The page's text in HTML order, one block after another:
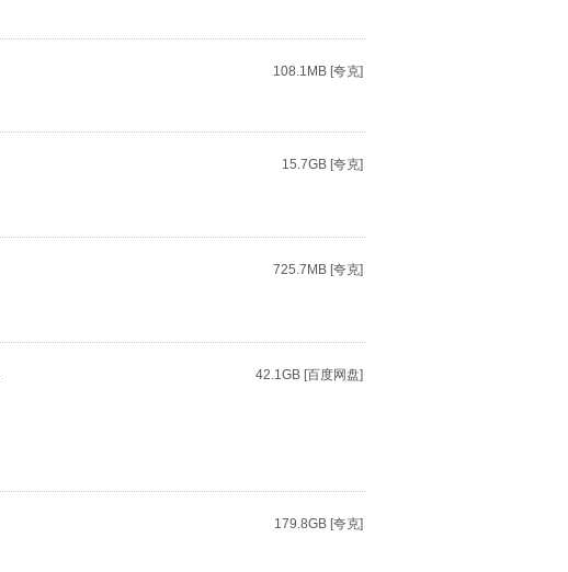
108.1MB [夸克]
15.7GB [夸克]
725.7MB [夸克]
42.1GB [百度网盘]
179.8GB [夸克]